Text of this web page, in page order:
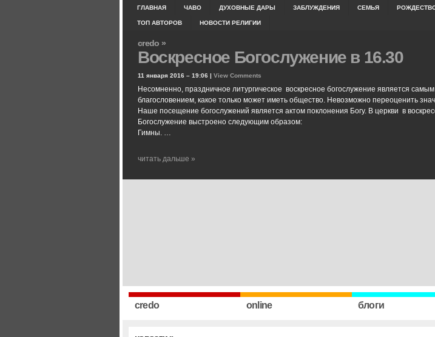
ГЛАВНАЯ ЧАВО ДУХОВНЫЕ ДАРЫ ЗАБЛУЖДЕНИЯ СЕМЬЯ
ТОП АВТОРОВ НОВОСТИ РЕЛИГИИ
credo »
Воскресное Богослужение в 16.30
11 января 2016 – 19:06 | View Comments
Несомненно, праздничное литургическое воскресное богослужение является
благословением, какое только может иметь общество. Невозможно переоценить
Наше посещение богослужений является актом поклонения Богу. В церкви в
Богослужение выстроено следующим образом:
Гимны. …
читать дальше »
credo online блоги